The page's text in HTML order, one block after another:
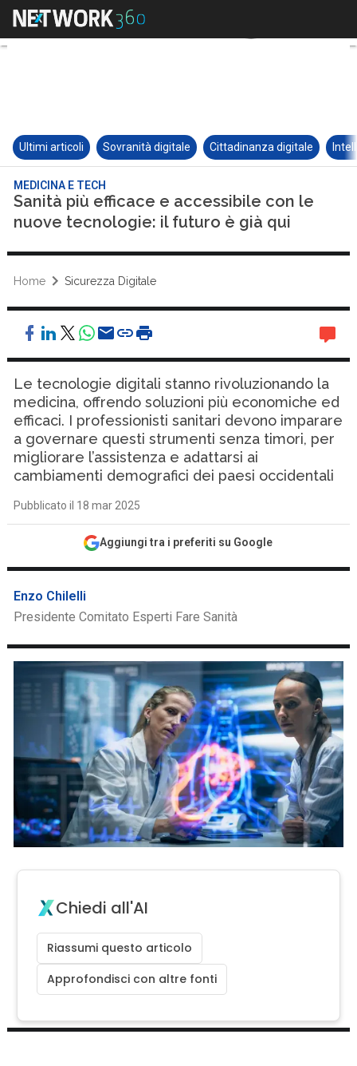
Ultimi articoli Sovranità digitale Cittadinanza digitale
MEDICINA E TECH
Sanità più efficace e accessibile con le
nuove tecnologie: il futuro è già qui
Home Sicurezza Digitale
Le tecnologie digitali stanno rivoluzionando la
medicina, offrendo soluzioni più economiche ed
efficaci. I professionisti sanitari devono imparare
a governare questi strumenti senza timori, per
migliorare l’assistenza e adattarsi ai
cambiamenti demografici dei paesi occidentali
Pubblicato il 18 mar 2025
Aggiungi tra i preferiti su Google
Enzo Chilelli
Presidente Comitato Esperti Fare Sanità
Chiedi all'AI
Riassumi questo articolo
Approfondisci con altre fonti